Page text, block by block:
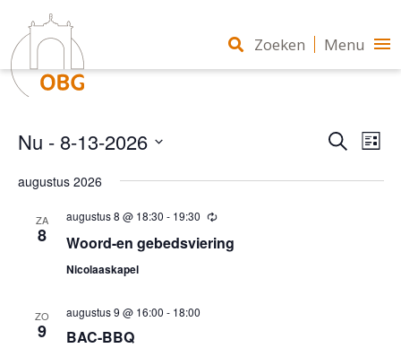
Zoeken
Zoeken
Lijst
Nu - 8-13-2026
een
augustus 2026
ZA
8
augustus 8 @ 18:30 - 19:30 Terugkerend
Woord-en gebedsviering
Nicolaaskapel
ZO
9
augustus 9 @ 16:00 - 18:00
BAC-BBQ
Zoeken Menu